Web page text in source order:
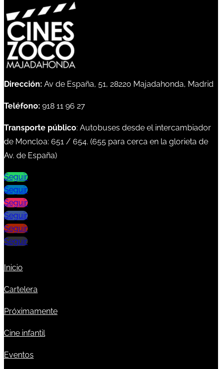
Dirección: Av de España, 51, 28220 Majadahonda, Madrid
Teléfono: 918 11 96 27
Transporte público: Autobuses desde el intercambiador
de Moncloa: 651 / 654. (655 para cerca en la glorieta de
Av. de España)
Seguir
Seguir
Seguir
Seguir
Seguir
Seguir
Inicio
Cartelera
Próximamente
Cine infantil
Eventos